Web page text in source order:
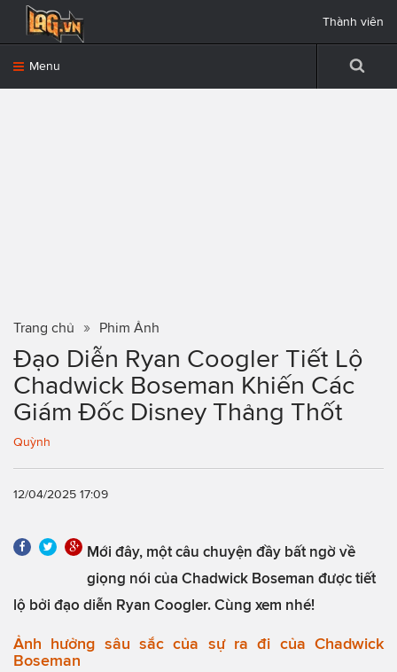
Menu
Thành viên
Trang chủ Phim Ảnh
Đạo Diễn Ryan Coogler Tiết Lộ
Chadwick Boseman Khiến Các
Giám Đốc Disney Thảng Thốt
Quỳnh
12/04/2025 17:09
Mới đây, một câu chuyện đầy bất ngờ về
giọng nói của Chadwick Boseman được tiết
lộ bởi đạo diễn Ryan Coogler. Cùng xem nhé!
Ảnh hưởng sâu sắc của sự ra đi của Chadwick
Boseman